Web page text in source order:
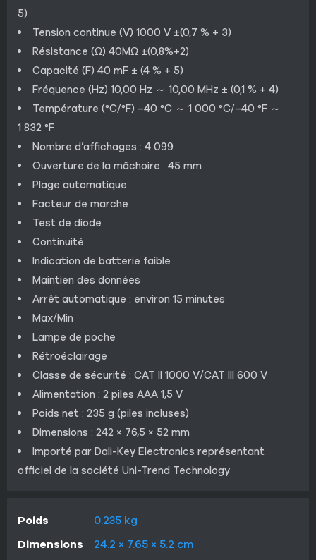
5)
Tension continue (V) 1000 V ±(0,7 % + 3)
Résistance (Ω) 40MΩ ±(0,8%+2)
Capacité (F) 40 mF ± (4 % + 5)
Fréquence (Hz) 10,00 Hz ～ 10,00 MHz ± (0,1 % + 4)
Température (°C/°F) –40 °C ～ 1 000 °C/–40 °F ～
1 832 °F
Nombre d’affichages : 4 099
Ouverture de la mâchoire : 45 mm
Plage automatique
Facteur de marche
Test de diode
Continuité
Indication de batterie faible
Maintien des données
Arrêt automatique : environ 15 minutes
Max/Min
Lampe de poche
Rétroéclairage
Classe de sécurité : CAT II 1000 V/CAT III 600 V
Alimentation : 2 piles AAA 1,5 V
Poids net : 235 g (piles incluses)
Dimensions : 242 × 76,5 × 52 mm
Importé par Dali-Key Electronics représentant
officiel de la société Uni-Trend Technology
Poids
0.235 kg
Dimensions
24.2 × 7.65 × 5.2 cm